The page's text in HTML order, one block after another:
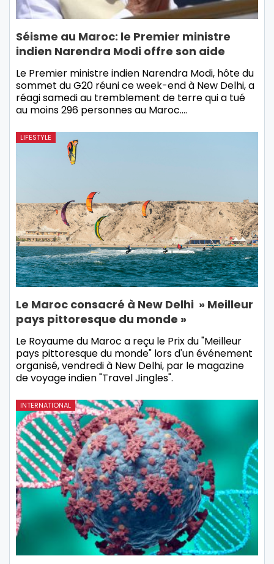
Séisme au Maroc: le Premier ministre
indien Narendra Modi offre son aide
Le Premier ministre indien Narendra Modi, hôte du
sommet du G20 réuni ce week-end à New Delhi, a
réagi samedi au tremblement de terre qui a tué
au moins 296 personnes au Maroc.…
LIFESTYLE
Le Maroc consacré à New Delhi » Meilleur
pays pittoresque du monde »
Le Royaume du Maroc a reçu le Prix du "Meilleur
pays pittoresque du monde" lors d'un événement
organisé, vendredi à New Delhi, par le magazine
de voyage indien "Travel Jingles".
INTERNATIONAL